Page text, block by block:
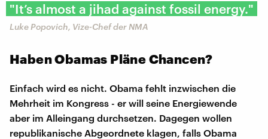
"It’s almost a jihad against fossil energy."
Luke Popovich, Vize-Chef der NMA
Haben Obamas Pläne Chancen?
Einfach wird es nicht. Obama fehlt inzwischen die
Mehrheit im Kongress - er will seine Energiewende
aber im Alleingang durchsetzen. Dagegen wollen
republikanische Abgeordnete klagen, falls Obama